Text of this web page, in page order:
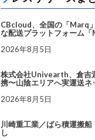
CBcloud、全国の「Marq
な配送プラットフォーム
2026年8月5日
株式会社Univearth、倉吉
携〜山陰エリアへ実運送ネ
2026年8月5日
川崎重工業／ばら積運搬
し